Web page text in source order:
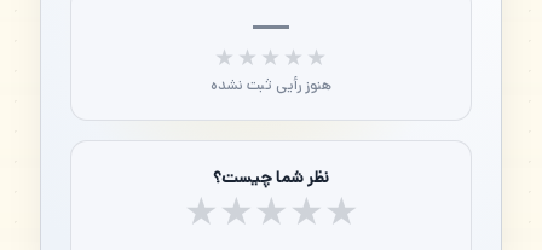
—
★★★★★
هنوز رأیی ثبت نشده
نظر شما چیست؟
★★★★★